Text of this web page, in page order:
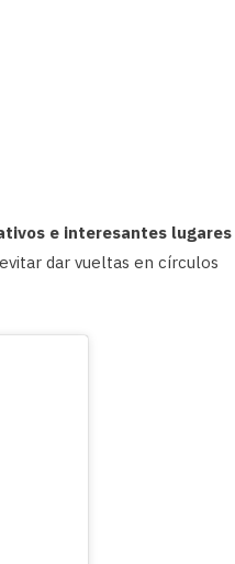
e interesantes lugares
dar vueltas en círculos